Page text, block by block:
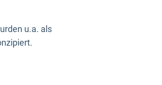
u.a. als